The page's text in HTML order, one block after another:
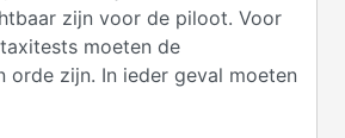
zijn voor de piloot. Voor
moeten de
orde zijn. In ieder geval moeten